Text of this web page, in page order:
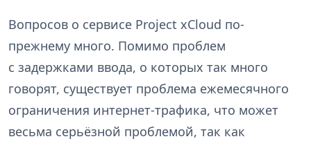
Вопросов о сервисе Project xCloud по-
прежнему много. Помимо проблем
с задержками ввода, о которых так много
говорят, существует проблема ежемесячного
ограничения интернет-трафика, что может
весьма серьёзной проблемой, так как